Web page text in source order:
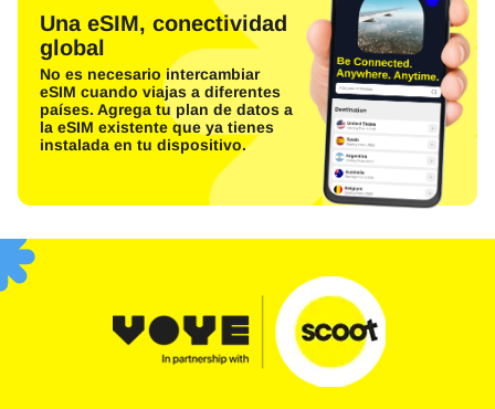
Una eSIM, conectividad
global
No es necesario intercambiar
eSIM cuando viajas a diferentes
países. Agrega tu plan de datos a
la eSIM existente que ya tienes
instalada en tu dispositivo.